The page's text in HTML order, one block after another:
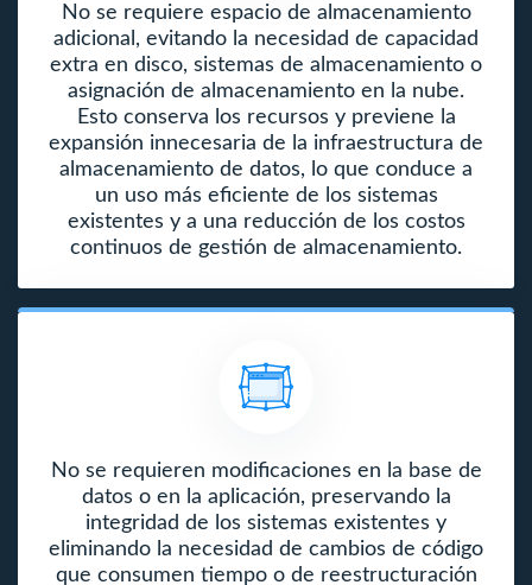
No se requiere espacio de almacenamiento
adicional, evitando la necesidad de capacidad
extra en disco, sistemas de almacenamiento o
asignación de almacenamiento en la nube.
Esto conserva los recursos y previene la
expansión innecesaria de la infraestructura de
almacenamiento de datos, lo que conduce a
un uso más eficiente de los sistemas
existentes y a una reducción de los costos
continuos de gestión de almacenamiento.
No se requieren modificaciones en la base de
datos o en la aplicación, preservando la
integridad de los sistemas existentes y
eliminando la necesidad de cambios de código
que consumen tiempo o de reestructuración